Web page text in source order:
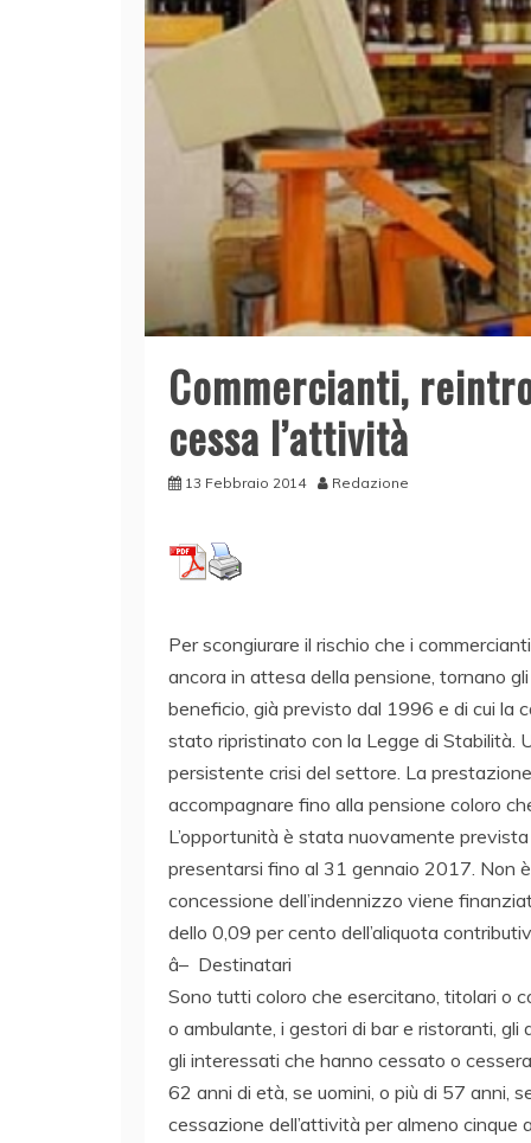
Commercianti,
cessa l’attività
13 Febbraio 2014 Redazione
Per scongiurare il rischio che i
ancora in attesa della pensione, tornano
beneficio, già previsto dal 1996 e di cui la
stato ripristinato con la Legge di Stabilità.
persistente crisi del settore. La
accompagnare fino alla pensione coloro
L’opportunità è stata nuovamente
presentarsi fino al 31 gennaio 2017. Non
concessione dell’indennizzo viene
dello 0,09 per cento dell’aliquota
â– Destinatari
Sono tutti coloro che esercitano, titolari o
o ambulante, i gestori di bar e ristoranti,
gli interessati che hanno cessato o
62 anni di età, se uomini, o più di 57 anni,
cessazione dell’attività per almeno cinque